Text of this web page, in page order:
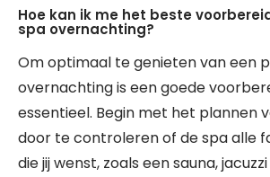
Hoe kan ik me het beste
spa overnachting?
Om optimaal te genieten van een
overnachting is een goede
essentieel. Begin met het plannen
door te controleren of de spa alle
die jij wenst, zoals een sauna,